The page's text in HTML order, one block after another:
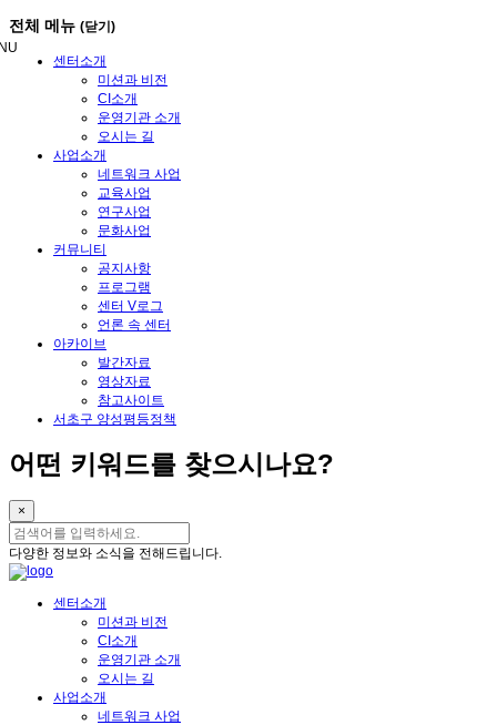
메
뉴
전체 메뉴 (닫기)
센터소개
미션과 비전
CI소개
운영기관 소개
오시는 길
사업소개
네트워크 사업
교육사업
연구사업
문화사업
커뮤니티
공지사항
프로그램
센터 V로그
언론 속 센터
아카이브
발간자료
영상자료
참고사이트
서초구 양성평등정책
어떤 키워드를 찾으시나요?
×
다양한 정보와 소식을 전해드립니다.
센터소개
미션과 비전
CI소개
운영기관 소개
오시는 길
사업소개
네트워크 사업